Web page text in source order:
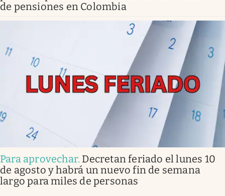
de pensiones en Colombia
Para aprovechar. Decretan feriado el lunes 10
de agosto y habrá un nuevo fin de semana
largo para miles de personas